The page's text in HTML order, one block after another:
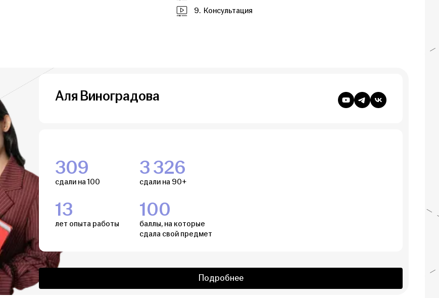
9. Консультация
Аля Виноградова
309
сдали на 100
3 326
сдали на 90+
13
лет опыта работы
100
баллы, на которые
сдала свой предмет
Подробнее